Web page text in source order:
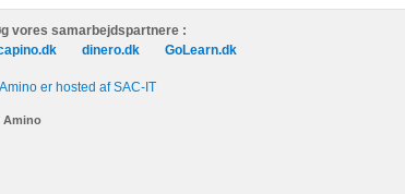
vores samarbejdspartnere :
dinero.dk GoLearn.dk
Amino er hosted af SAC-IT
Amino